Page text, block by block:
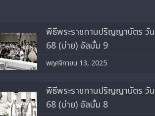
พิธีพระราชทานปริญญาบัตร วั
68 (บ่าย) อัลบั้ม 9
พฤศจิกายน 13, 2025
พิธีพระราชทานปริญญาบัตร วั
68 (บ่าย) อัลบั้ม 8